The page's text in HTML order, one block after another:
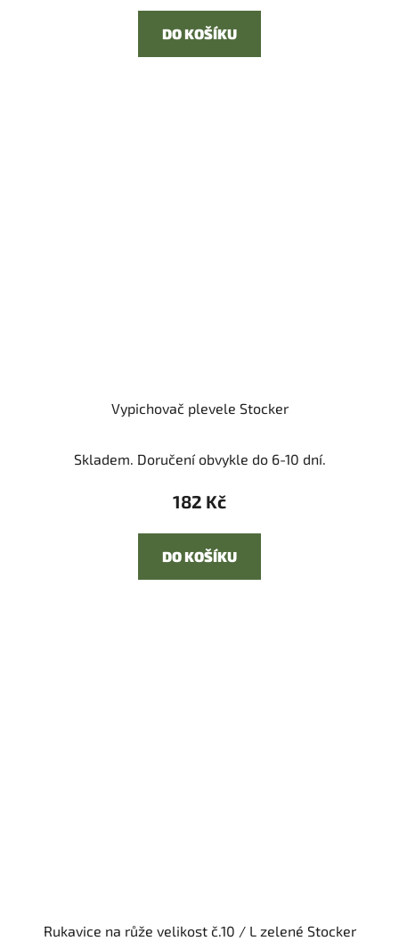
DO KOŠÍKU
Vypichovač plevele Stocker
Skladem. Doručení obvykle do 6-10 dní.
182 Kč
DO KOŠÍKU
Rukavice na růže velikost č.10 / L zelené Stocker